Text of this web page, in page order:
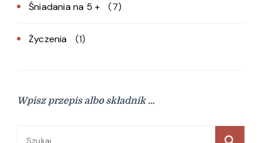
Śniadania na 5 + (7)
Życzenia (1)
Wpisz przepis albo składnik …
Szukaj: